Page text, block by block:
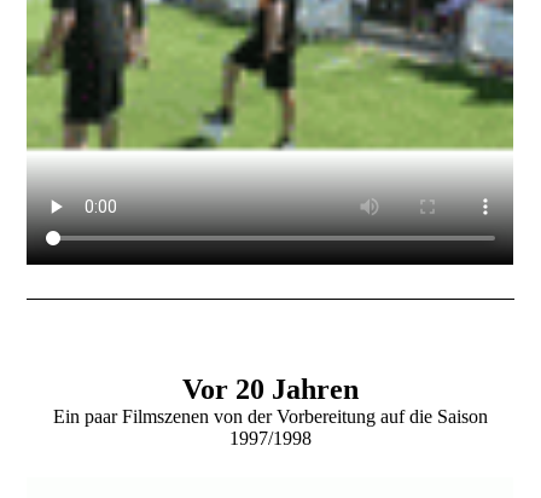
Vor 20 Jahren
Ein paar Filmszenen von der Vorbereitung auf die Saison
1997/1998